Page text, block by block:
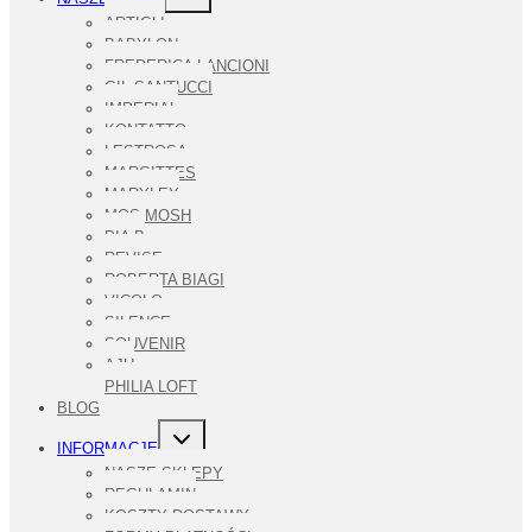
ARTIGLI
BABYLON
FREDERICA LANCIONI
GIL SANTUCCI
IMPERIAL
KONTATTO
LESTROSA
MARGITTES
MARYLEY
MOS MOSH
PIA B
REVISE
ROBERTA BIAGI
VICOLO
SILENCE
SOUVENIR
AJU
PHILIA LOFT
BLOG
INFORMACJE
PRZEŁĄCZ
MENU
PODRZĘDNE
NASZE SKLEPY
REGULAMIN
KOSZTY DOSTAWY